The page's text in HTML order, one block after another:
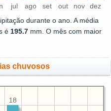
jul ago set out nov dez
durante o ano. A média
é 195.7 mm. O mês com maior
chuvosos
18